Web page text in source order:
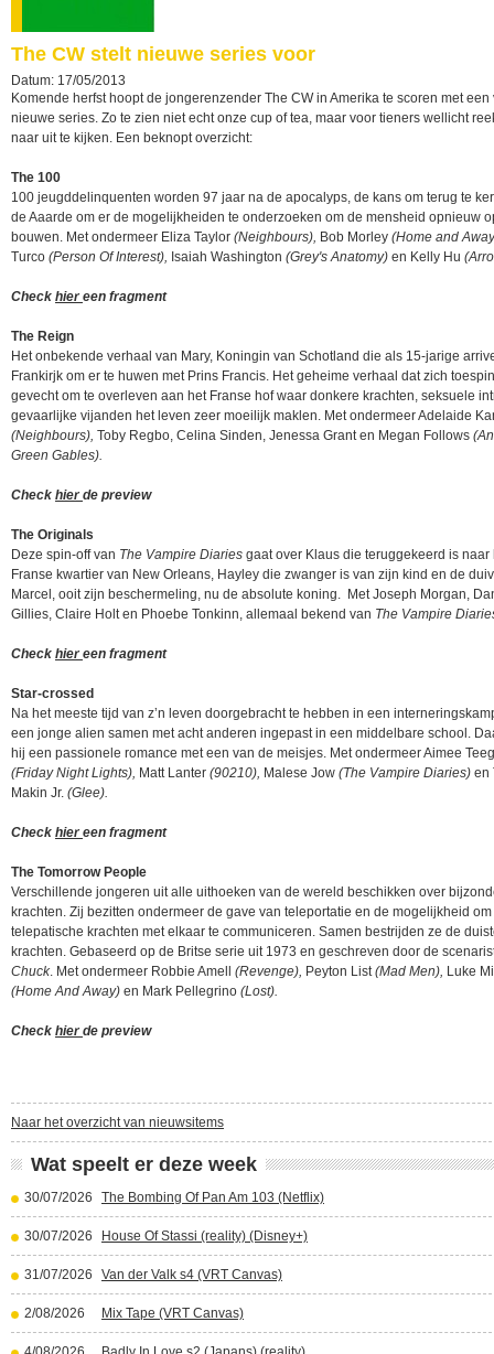
The CW stelt nieuwe series voor
Datum: 17/05/2013
Komende herfst hoopt de jongerenzender The CW in Amerika te scoren met een
nieuwe series. Zo te zien niet echt onze cup of tea, maar voor tieners wellicht
naar uit te kijken. Een beknopt overzicht:
The 100
100 jeugddelinquenten worden 97 jaar na de apocalyps, de kans om terug te
de Aaarde om er de mogelijkheiden te onderzoeken om de mensheid opnieuw
bouwen. Met ondermeer Eliza Taylor (Neighbours), Bob Morley (Home and
Turco (Person Of Interest), Isaiah Washington (Grey's Anatomy) en Kelly Hu
Check hiereen fragment
The Reign
Het onbekende verhaal van Mary, Koningin van Schotland die als 15-jarige
Frankirjk om er te huwen met Prins Francis. Het geheime verhaal dat zich
gevecht om te overleven aan het Franse hof waar donkere krachten, seksuele
gevaarlijke vijanden het leven zeer moeilijk maklen. Met ondermeer Adelaide
(Neighbours), Toby Regbo, Celina Sinden, Jenessa Grant en Megan Follows
Green Gables).
Check hierde preview
The Originals
Deze spin-off van The Vampire Diaries gaat over Klaus die teruggekeerd is naar
Franse kwartier van New Orleans, Hayley die zwanger is van zijn kind en de
Marcel, ooit zijn beschermeling, nu de absolute koning. Met Joseph Morgan,
Gillies, Claire Holt en Phoebe Tonkinn, allemaal bekend van The Vampire
Check hiereen fragment
Star-crossed
Na het meeste tijd van z’n leven doorgebracht te hebben in een
een jonge alien samen met acht anderen ingepast in een middelbare school.
hij een passionele romance met een van de meisjes. Met ondermeer Aimee
(Friday Night Lights), Matt Lanter (90210), Malese Jow (The Vampire Diaries) en
Makin Jr. (Glee).
Check hiereen fragment
The Tomorrow People
Verschillende jongeren uit alle uithoeken van de wereld beschikken over
krachten. Zij bezitten ondermeer de gave van teleportatie en de mogelijkheid
telepatische krachten met elkaar te communiceren. Samen bestrijden ze de
krachten. Gebaseerd op de Britse serie uit 1973 en geschreven door de
Chuck. Met ondermeer Robbie Amell (Revenge), Peyton List(Mad Men), Luke
(Home And Away) en Mark Pellegrino (Lost).
Check hierde preview
Naar het overzicht van nieuwsitems
Wat speelt er deze week
30/07/2026 The Bombing Of Pan Am 103 (Netflix)
30/07/2026 House Of Stassi (reality) (Disney+)
31/07/2026 Van der Valk s4 (VRT Canvas)
2/08/2026 Mix Tape (VRT Canvas)